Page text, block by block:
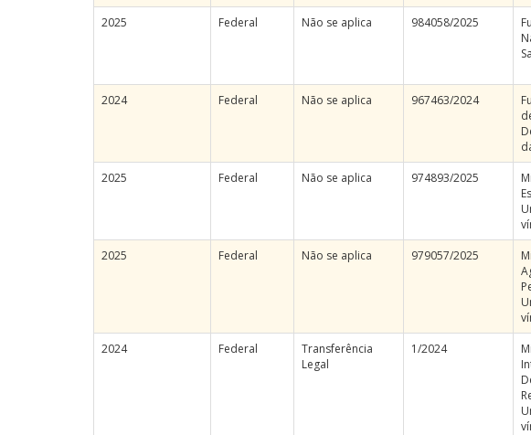
2025 Federal Não se aplica 984058/2025
2024 Federal Não se aplica 967463/2024
2025 Federal Não se aplica 974893/2025
2025 Federal Não se aplica 979057/2025
2024 Federal
Transferência
Legal
1/2024